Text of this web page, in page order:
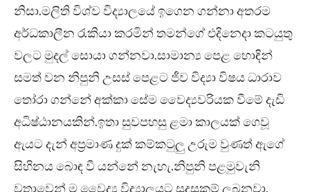
නිසා.මලිති විශ්ව විද්‍යාලයේ ඉගෙන ගන්නා අතරම
අර්ධකාලීන රැකියා කරමින් තමන්ගේ එදිනෙදා කටයුතු
වලට මුදල් සොයා ගන්නවා.සාමාන්‍ය පෙළ හොඳින්
සමත් වන නිපුනි උසස් පෙළට ජීව විද්‍යා විෂය ධාරාව
තෝරා ගන්නේ අක්කා සේම වෛද්‍යවරියක වීමේ දැඩි
අධිෂ්ඨානයකින්.ඉතා සුවපහසු ළමා කාලයක් ගෙවූ
ඇයට දැන් අප්‍රමාණ දුක් කම්කටුලු උරුම වුණත් ඇගේ
සිහිනය බොඳ වී යන්නේ නැහැ.නිපුනි පළමුවැනි
වතාවෙන් ම වෛද්‍ය විද්‍යාලයට සුදුසුකම් ලබනවා.